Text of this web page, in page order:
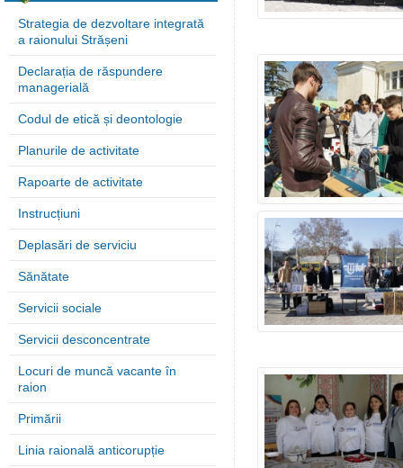
Strategia de dezvoltare integrată
a raionului Strășeni
Declarația de răspundere
managerială
Codul de etică și deontologie
Planurile de activitate
Rapoarte de activitate
Instrucțiuni
Deplasări de serviciu
Sănătate
Servicii sociale
Servicii desconcentrate
Locuri de muncă vacante în
raion
Primării
Linia raională anticorupție